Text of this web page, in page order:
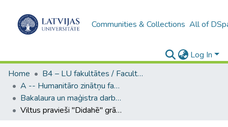
Communities & Collections All of
Log In
Home
B4 – LU fakultātes / Faculties of the UL
A -- Humanitāro zinātņu fakultāte / Faculty of Humanities
Bakalaura un maģistra darbi (HZF) / Bachelor's and Master's theses
Viltus pravieši "Didahē" grāmatā un tās kultūrvēsturiskajā kontekstā